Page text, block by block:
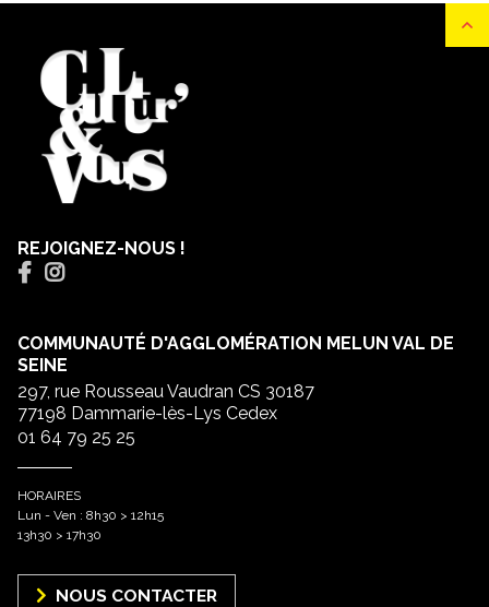
REJOIGNEZ-NOUS !
COMMUNAUTÉ D'AGGLOMÉRATION MELUN VAL DE
SEINE
297, rue Rousseau Vaudran CS 30187
77198 Dammarie-lès-Lys Cedex
01 64 79 25 25
HORAIRES
Lun - Ven : 8h30 > 12h15
13h30 > 17h30
NOUS CONTACTER